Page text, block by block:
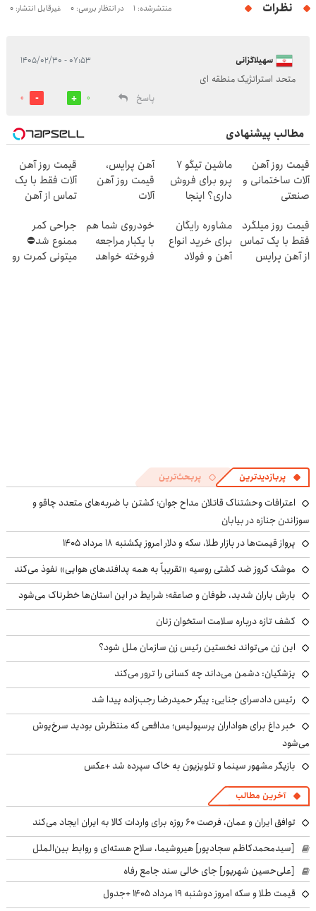
نظرات منتشرشده: 1 در انتظار بررسی: 0 غیرقابل انتشار: 0
سهیلاگزانی ۰۷:۵۳ - ۱۴۰۵/۰۲/۳۰
متحد استراتژیک منطقه ای
پاسخ
0
0
مطالب پیشنهادی
قیمت روز آهن
آلات ساختمانی و
صنعتی
ماشین تیگو 7
پرو برای فروش
داری؟ اینجا
آهن پرایس،
قیمت روز آهن
آلات
قیمت روز آهن
آلات فقط با یک
تماس از آهن
قیمت روز میلگرد
فقط با یک تماس
از آهن پرایس
مشاوره رایگان
برای خرید انواع
آهن و فولاد
خودروی شما هم
با یکبار مراجعه
فروخته خواهد
جراحی کمر
ممنوع شد⛔
میتونی کمرت رو
پربازدیدترین پربحث‌ترین
اعترافات وحشتناک قاتلان مداح جوان؛ کشتن با ضربه‌های متعدد چاقو و
سوزاندن جنازه در بیابان
پرواز قیمت‌ها در بازار طلا، سکه و دلار امروز یکشنبه ۱۸ مرداد ۱۴۰۵
موشک کروز ضد کشتی روسیه «تقریباً به همه پدافندهای هوایی» نفوذ می‌کند
بارش باران شدید، طوفان و صاعقه؛ شرایط در این استان‌ها خطرناک می‌شود
کشف تازه درباره سلامت استخوان زنان
این زن می‌تواند نخستین رئیس زن سازمان ملل شود؟
پزشکیان: دشمن می‌داند چه کسانی را ترور می‌کند
رئیس دادسرای جنایی: پیکر حمیدرضا رجب‌زاده پیدا شد
خبر داغ برای هواداران پرسپولیس؛ مدافعی که منتظرش بودید سرخ‌پوش
می‌شود
بازیگر مشهور سینما و تلویزیون به خاک سپرده شد +عکس
آخرین مطالب
توافق ایران و عمان، فرصت ۶۰ روزه برای واردات کالا به ایران ایجاد می‌کند
[سیدمحمدکاظم سجادپور] هیروشیما، سلاح هسته‌ای و روابط بین‌الملل
[علی‌حسین شهریور] جای خالی سند جامع رفاه
قیمت طلا و سکه امروز دوشنبه ۱۹ مرداد ۱۴۰۵ +جدول